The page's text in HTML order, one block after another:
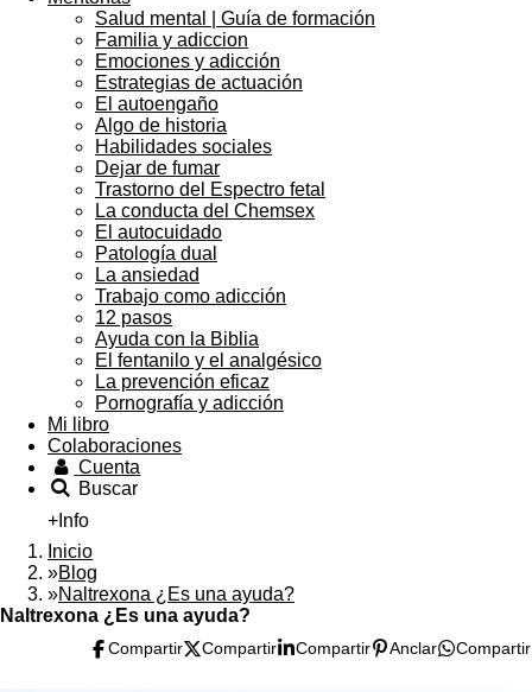
Salud mental | Guía de formación
Familia y adiccion
Emociones y adicción
Estrategias de actuación
El autoengaño
Algo de historia
Habilidades sociales
Dejar de fumar
Trastorno del Espectro fetal
La conducta del Chemsex
El autocuidado
Patología dual
La ansiedad
Trabajo como adicción
12 pasos
Ayuda con la Biblia
El fentanilo y el analgésico
La prevención eficaz
Pornografía y adicción
Mi libro
Colaboraciones
Cuenta
Buscar
+Info
Inicio
»Blog
»Naltrexona ¿Es una ayuda?
Naltrexona ¿Es una ayuda?
Compartir Compartir Compartir Anclar Compartir